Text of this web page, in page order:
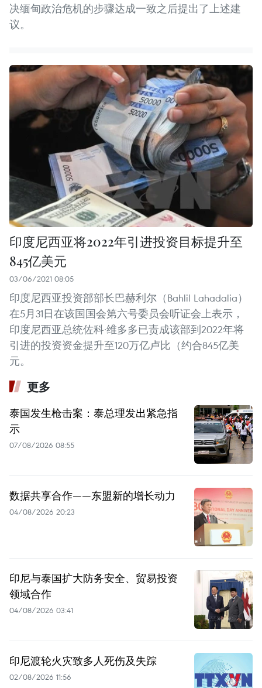
决缅甸政治危机的步骤达成一致之后提出了上述建
议。
印度尼西亚将2022年引进投资目标提升至
845亿美元
03/06/2021 08:05
印度尼西亚投资部部长巴赫利尔（Bahlil Lahadalia）
在5月31日在该国国会第六号委员会听证会上表示，
印度尼西亚总统佐科·维多多已责成该部到2022年将
引进的投资资金提升至120万亿卢比（约合845亿美
元。
更多
泰国发生枪击案：泰总理发出紧急指
示
07/08/2026 08:55
数据共享合作——东盟新的增长动力
04/08/2026 20:23
印尼与泰国扩大防务安全、贸易投资
领域合作
04/08/2026 03:41
印尼渡轮火灾致多人死伤及失踪
02/08/2026 11:56